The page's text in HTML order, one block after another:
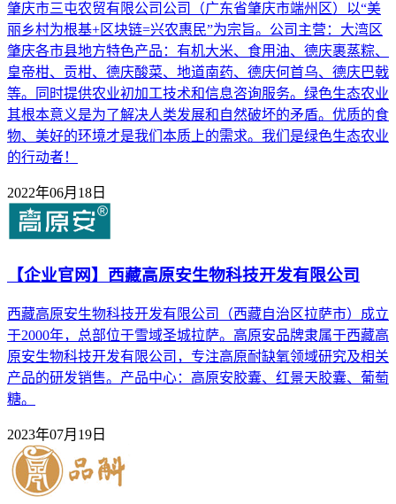
肇庆市三屯农贸有限公司公司（广东省肇庆市端州区）以“美
丽乡村为根基+区块链=兴农惠民”为宗旨。公司主营：大湾区
肇庆各市县地方特色产品：有机大米、食用油、德庆裹蒸粽、
皇帝柑、贡柑、德庆酸菜、地道南药、德庆何首乌、德庆巴戟
等。同时提供农业初加工技术和信息咨询服务。绿色生态农业
其根本意义是为了解决人类发展和自然破坏的矛盾。优质的食
物、美好的环境才是我们本质上的需求。我们是绿色生态农业
的行动者！
2022年06月18日
【企业官网】西藏高原安生物科技开发有限公司
西藏高原安生物科技开发有限公司（西藏自治区拉萨市）成立
于2000年，总部位于雪域圣城拉萨。高原安品牌隶属于西藏高
原安生物科技开发有限公司，专注高原耐缺氧领域研究及相关
产品的研发销售。产品中心：高原安胶囊、红景天胶囊、葡萄
糖。
2023年07月19日